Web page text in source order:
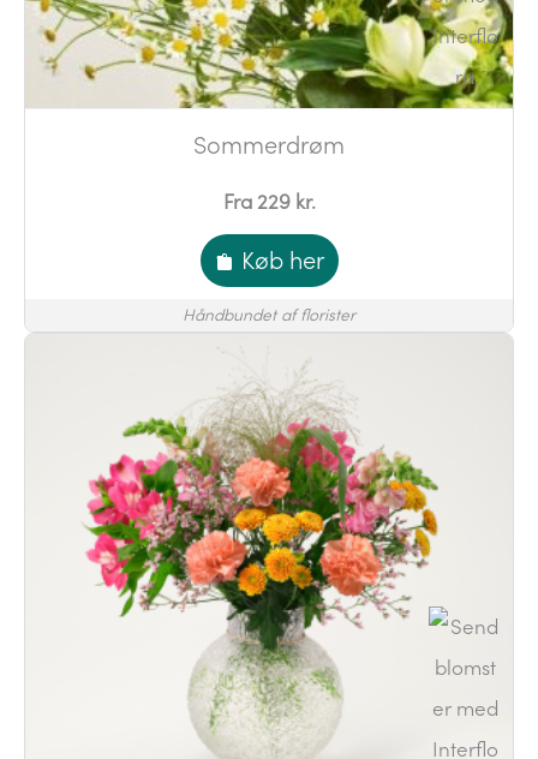
Sommerdrøm
Fra 229 kr.
Køb her
Håndbundet af florister